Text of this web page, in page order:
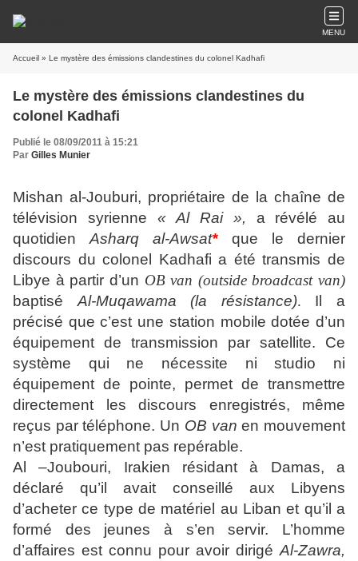
MENU
Accueil » Le mystère des émissions clandestines du colonel Kadhafi
Le mystère des émissions clandestines du
colonel Kadhafi
Publié le 08/09/2011 à 15:21
Par Gilles Munier
Mishan al-Jouburi, propriétaire de la chaîne de
télévision syrienne « Al Rai », a révélé au
quotidienAsharq al-Awsat*que le dernier
discours du colonel Kadhafi a été transmis de
Libye à partir d’un OB van (outside broadcast van)
baptisé Al-Muqawama (la résistance). Il a
précisé que c’est une station mobile dotée d’un
équipement de transmission par satellite. Ce
système qui ne nécessite ni studio ni
équipement de pointe, permet de transmettre
directement les discours enregistrés, même
reçus par téléphone. Un OB van en mouvement
n’est pratiquement pas repérable.
Al –Joubouri, Irakien résidant à Damas, a
déclaré qu’il avait conseillé aux Libyens
d’acheter ce type de matériel au Liban et qu’il a
formé des jeunes à s’en servir. L’homme
d’affaires est connu pour avoir dirigé Al-Zawra,